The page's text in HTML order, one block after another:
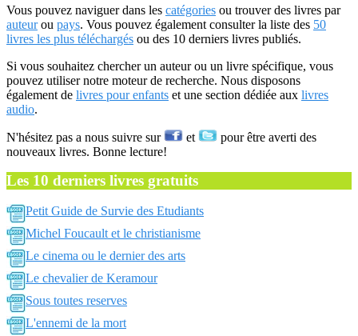
Vous pouvez naviguer dans les catégories ou trouver des livres par
auteurou pays. Vous pouvez également consulter la liste des 50
livres les plus téléchargés ou des 10 derniers livres publiés.
Si vous souhaitez chercher un auteur ou un livre spécifique, vous
pouvez utiliser notre moteur de recherche. Nous disposons
également de livres pour enfants et une section dédiée aux livres
audio.
N'hésitez pas a nous suivre sur et
pour être averti des
nouveaux livres. Bonne lecture!
Les 10 derniers livres gratuits
Petit Guide de Survie des Etudiants
Michel Foucault et le christianisme
Le cinema ou le dernier des arts
Le chevalier de Keramour
Sous toutes reserves
L'ennemi de la mort